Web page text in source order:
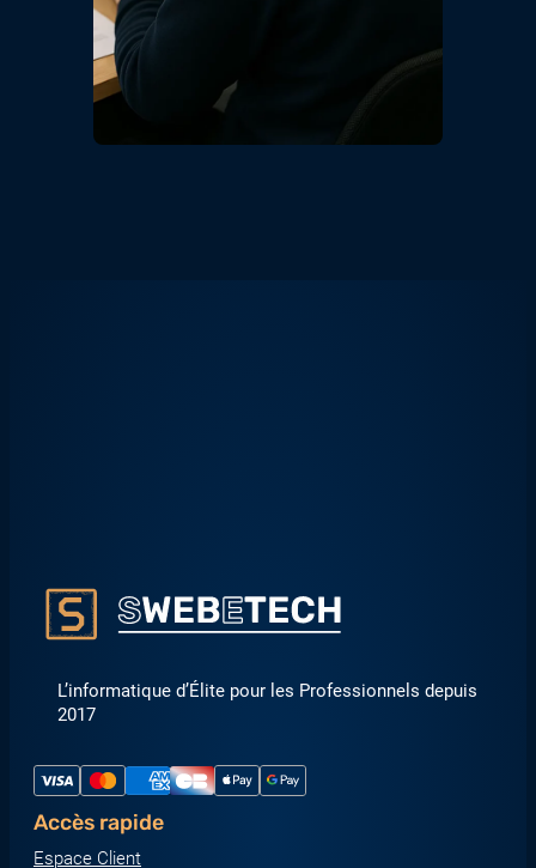
L’informatique d’Élite pour les Professionnels depuis
2017
Accès rapide
Espace Client